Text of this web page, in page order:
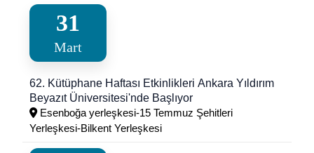
31
Mart
62. Kütüphane Haftası Etkinlikleri Ankara Yıldırım
Beyazıt Üniversitesi'nde Başlıyor
Esenboğa yerleşkesi-15 Temmuz Şehitleri
Yerleşkesi-Bilkent Yerleşkesi